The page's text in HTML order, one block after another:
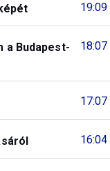
19:09
18:07
a Budapest-
17:07
16:04